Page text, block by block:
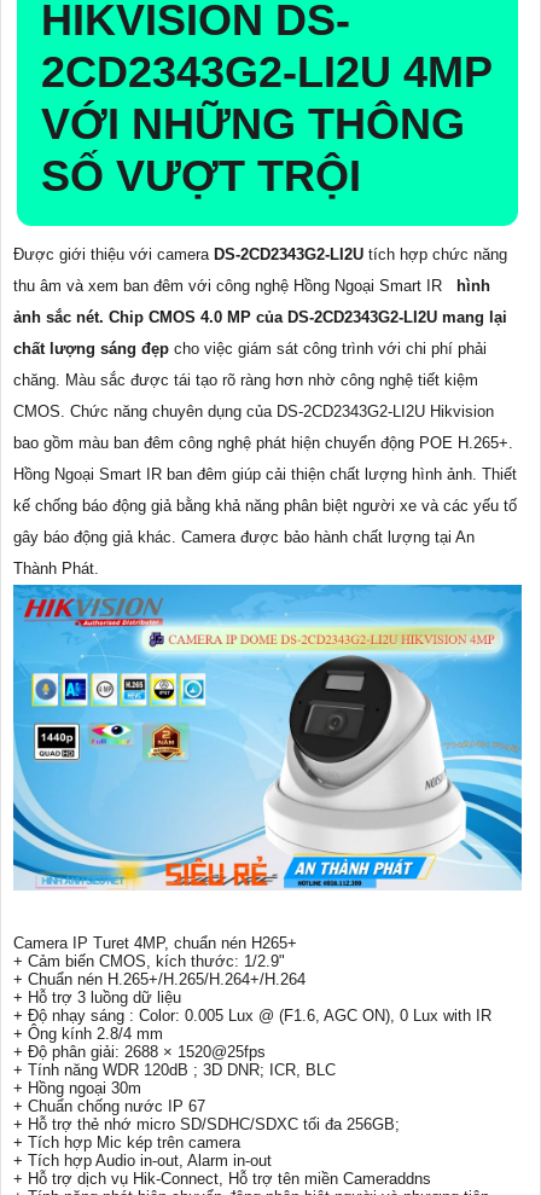
HIKVISION DS-
2CD2343G2-LI2U 4MP
VỚI NHỮNG THÔNG
SỐ VƯỢT TRỘI
Được giới thiệu với camera DS-2CD2343G2-LI2U tích hợp chức năng
thu âm và xem ban đêm với công nghệ Hồng Ngoại Smart IR
hình
ảnh sắc nét. Chip CMOS 4.0 MP của DS-2CD2343G2-LI2U mang lại
chất lượng sáng đẹp cho việc giám sát công trình với chi phí phải
chăng. Màu sắc được tái tạo rõ ràng hơn nhờ công nghệ tiết kiệm
CMOS. Chức năng chuyên dụng của DS-2CD2343G2-LI2U Hikvision
bao gồm màu ban đêm công nghệ phát hiện chuyển động POE H.265+.
Hồng Ngoại Smart IR ban đêm giúp cải thiện chất lượng hình ảnh. Thiết
kế chống báo động giả bằng khả năng phân biệt người xe và các yếu tố
gây báo động giả khác. Camera được bảo hành chất lượng tại An
Thành Phát.
Camera IP Turet 4MP, chuẩn nén H265+
+ Cảm biến CMOS, kích thước: 1/2.9"
+ Chuẩn nén H.265+/H.265/H.264+/H.264
+ Hỗ trợ 3 luồng dữ liệu
+ Độ nhạy sáng : Color: 0.005 Lux @ (F1.6, AGC ON), 0 Lux with IR
+ Ông kính 2.8/4 mm
+ Độ phân giải: 2688 × 1520@25fps
+ Tính năng WDR 120dB ; 3D DNR; ICR, BLC
+ Hồng ngoại 30m
+ Chuẩn chống nước IP 67
+ Hỗ trợ thẻ nhớ micro SD/SDHC/SDXC tối đa 256GB;
+ Tích hợp Mic kép trên camera
+ Tích hợp Audio in-out, Alarm in-out
+ Hỗ trợ dịch vụ Hik-Connect, Hỗ trợ tên miền Cameraddns